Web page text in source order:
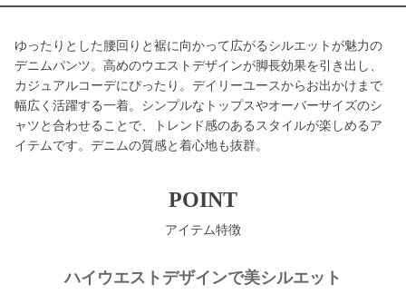
ゆったりとした腰回りと裾に向かって広がるシルエットが魅力の
デニムパンツ。高めのウエストデザインが脚長効果を引き出し、
カジュアルコーデにぴったり。デイリーユースからお出かけまで
幅広く活躍する一着。シンプルなトップスやオーバーサイズのシ
ャツと合わせることで、トレンド感のあるスタイルが楽しめるア
イテムです。デニムの質感と着心地も抜群。
POINT
アイテム特徴
ハイウエストデザインで美シルエット